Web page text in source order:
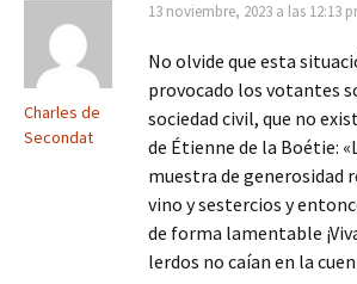
Charles de
Secondat
13 noviembre, 2023 a las 12:13
No olvide que esta
provocado los votantes
sociedad civil, que no
de Étienne de la Boétie:
muestra de generosidad
vino y sestercios y
de forma lamentable
lerdos no caían en la